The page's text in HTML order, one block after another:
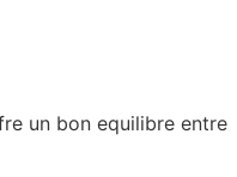
un bon equilibre entre